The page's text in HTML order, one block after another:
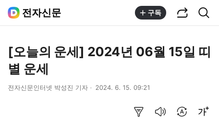
전자신문 구독
[오늘의 운세] 2024년 06월 15일 띠
별 운세
전자신문인터넷 박성진 기자 2024. 6. 15. 09:21